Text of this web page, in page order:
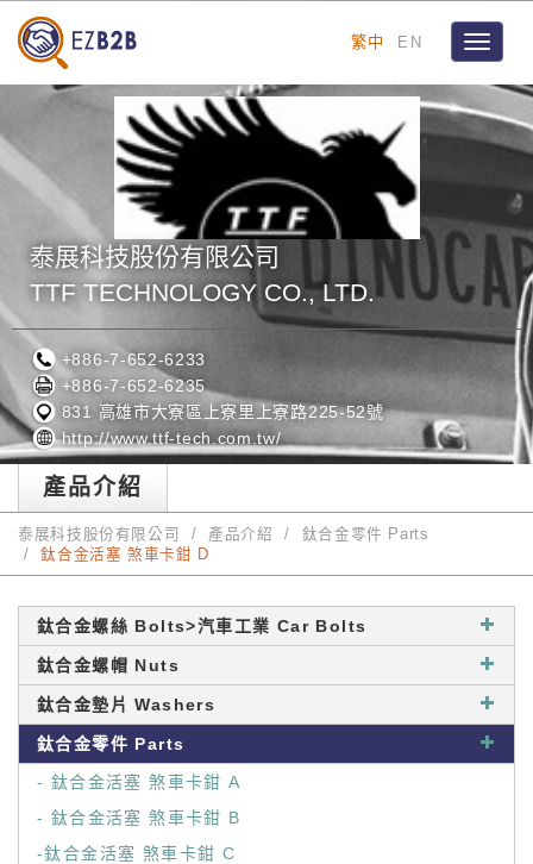
繁中 EN
Toggle
泰展科技股份有限公司
TTF TECHNOLOGY CO., LTD.
+886-7-652-6233
+886-7-652-6235
831 高雄市大寮區上寮里上寮路225-52號
http://www.ttf-tech.com.tw/
產品介紹
泰展科技股份有限公司 產品介紹
鈦合金零件 Parts
鈦合金活塞 煞車卡鉗 D
鈦合金螺絲 Bolts>汽車工業 Car Bolts
鈦合金螺帽 Nuts
鈦合金墊片 Washers
鈦合金零件 Parts
- 鈦合金活塞 煞車卡鉗 A
- 鈦合金活塞 煞車卡鉗 B
-鈦合金活塞 煞車卡鉗 C